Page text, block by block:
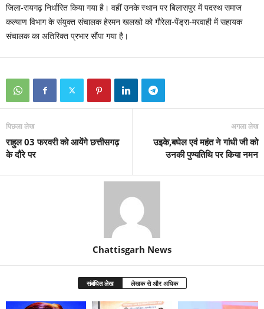
जिला-रायगढ़ निर्धारित किया गया है। वहीं उनके स्थान पर बिलासपुर में पदस्थ समाज
कल्याण विभाग के संयुक्त संचालक हेरमन खलखो को गौरेला-पेंड्रा-मरवाही में सहायक
संचालक का अतिरिक्त प्रभार सौंपा गया है।
पिछला लेख
राहुल 03 फरवरी को आयेंगे छत्तीसगढ़
के दौरे पर
अगला लेख
उइके,बघेल एवं महंत ने गांधी जी को
उनकी पुण्यतिथि पर किया नमन
Chattisgarh News
संबंधित लेख लेखक से और अधिक